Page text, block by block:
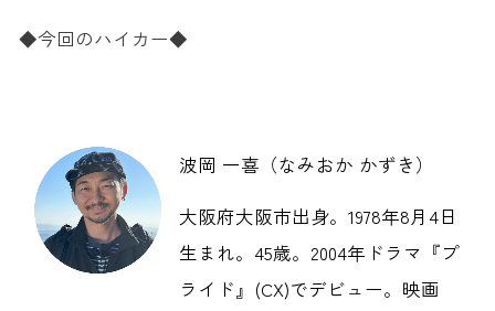
◆今回のハイカー◆
波岡 一喜（なみおか かずき）
大阪府大阪市出身。1978年8月4日
生まれ。45歳。2004年ドラマ『プ
ライド』(CX)でデビュー。映画